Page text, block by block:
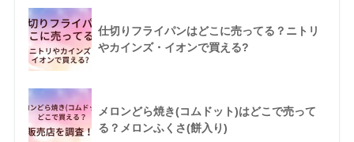
仕切りフライパンはどこに売ってる？ニトリ
やカインズ・イオンで買える?
メロンどら焼き(コムドット)はどこで売って
る？メロンふくさ(餅入り)